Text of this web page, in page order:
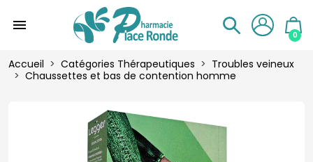
menu
0
Accueil Catégories Thérapeutiques
Troubles veineux
Chaussettes et bas de contention homme